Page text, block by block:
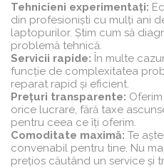
Tehnicieni experimentați:
din profesioniști cu mulți ani
laptopurilor. Știm cum să
problemă tehnică.
Servicii rapide: În multe
funcție de complexitatea
reparat rapid și eficient.
Prețuri transparente:
orice lucrare, fără taxe
pentru ceea ce îți oferim.
Comoditate maximă: Te
convenabil pentru tine. Nu
prețios căutând un service și